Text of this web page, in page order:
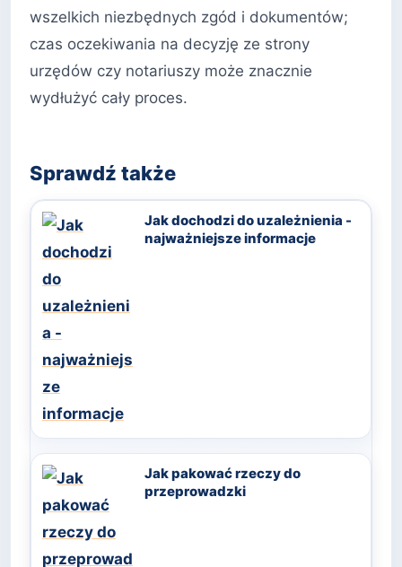
wszelkich niezbędnych zgód i dokumentów;
czas oczekiwania na decyzję ze strony
urzędów czy notariuszy może znacznie
wydłużyć cały proces.
Sprawdź także
Jak dochodzi do uzależnienia -
najważniejsze informacje
Jak pakować rzeczy do
przeprowadzki